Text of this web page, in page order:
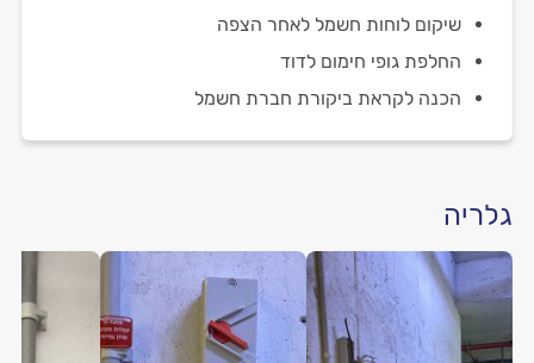
שיקום לוחות חשמל לאחר הצפה
החלפת גופי חימום לדוד
הכנה לקראת ביקורת חברת חשמל
גלריה